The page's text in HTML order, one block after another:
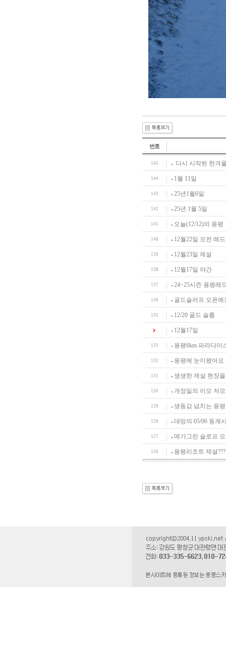
번호
145 다시 시작된 한겨
144 1월 11일
143 25년1월6일
142 25년 1월 5일
141 오늘(12/12)의 용평
140 12월22일 오전 레드
139 12월23일 제설
138 12월17일 야간
137 24~25시즌 용평레
136 골드슬러프 오픈예
135 12/20 골드 슬롭
12월17일
133 용평6km 파라다이
132 용평에 눈이왔어요
131 생생한 제설 현장
130 개장일의 이모 저
129 생동감 넘치는 용
128 대망의 05/06 동계
127 메가그린 슬로프
126 용평리조트 제설